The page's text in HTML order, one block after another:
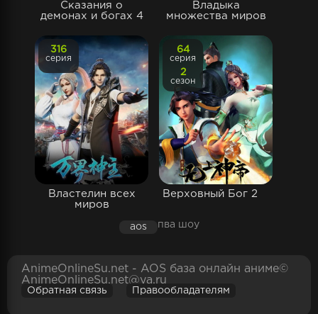
Сказания о
демонах и богах 4
Владыка
множества миров
Властелин всех
миров
316
серия
Верховный Бог 2
64
серия
2
сезон
aos пва шоу
AnimeOnlineSu.net - AOS база онлайн аниме©
AnimeOnlineSu.net@ya.ru
Обратная связь Правообладателям